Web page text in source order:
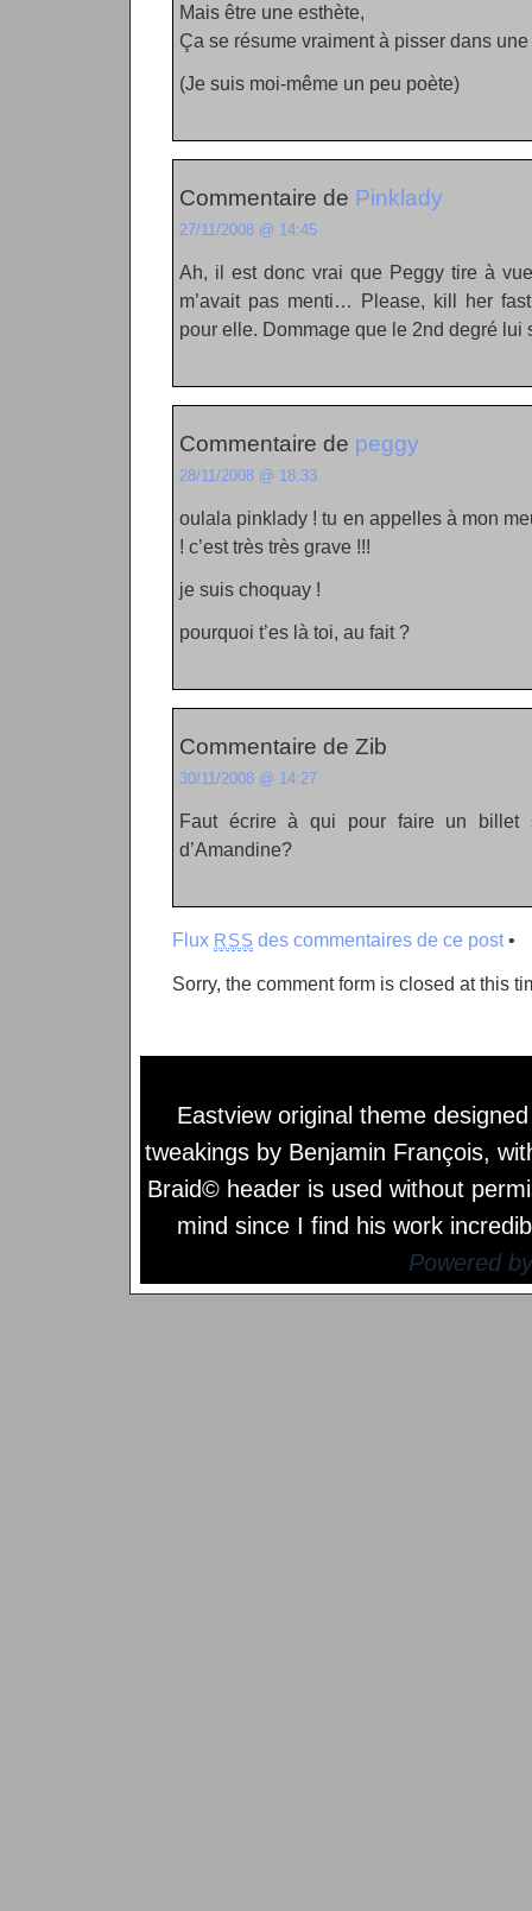
Mais être une esthète,
Ça se résume vraiment à pisser dans
(Je suis moi-même un peu poète)
Commentaire de Pinklady
27/11/2008 @ 14:45
Ah, il est donc vrai que Peggy tire à
m’avait pas menti… Please, kill her
pour elle. Dommage que le 2nd degré lui
Commentaire de peggy
28/11/2008 @ 18:33
oulala pinklady ! tu en appelles à mon
! c’est très très grave !!!
je suis choquay !
pourquoi t’es là toi, au fait ?
Commentaire de Zib
30/11/2008 @ 14:27
Faut écrire à qui pour faire un billet
d’Amandine?
Flux RSS des commentaires de ce post•
Sorry, the comment form is closed at this
Eastview original theme
tweakings by Benjamin François,
Braid© header is used without
mind since I find his work
Powered